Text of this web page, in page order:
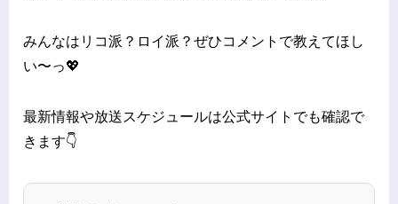
みんなはリコ派？ロイ派？ぜひコメントで教えてほし
い〜っ💖
最新情報や放送スケジュールは公式サイトでも確認で
きます👇